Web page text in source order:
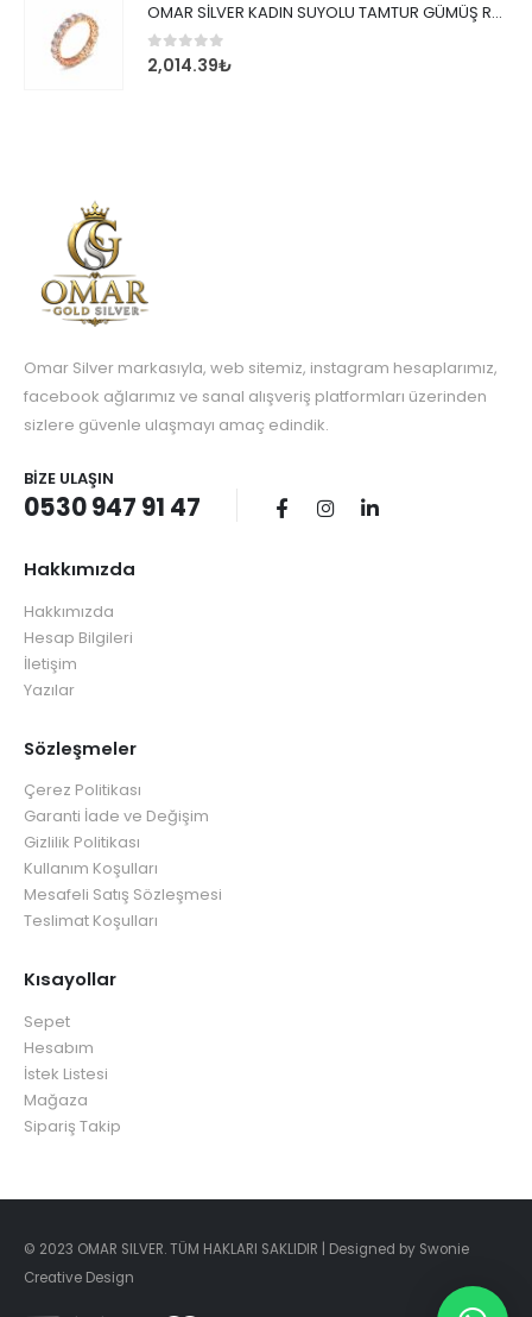
OMAR SİLVER KADIN SUYOLU TAMTUR GÜMÜŞ ROSE YÜZÜK SU YOLU TAMTUR YÜZÜK Omr8149
0 out of 5
2,014.39₺
Omar Silver markasıyla, web sitemiz, instagram hesaplarımız,
facebook ağlarımız ve sanal alışveriş platformları üzerinden
sizlere güvenle ulaşmayı amaç edindik.
BIZE ULAŞIN
0530 947 91 47
Hakkımızda
Hakkımızda
Hesap Bilgileri
İletişim
Yazılar
Sözleşmeler
Çerez Politikası
Garanti İade ve Değişim
Gizlilik Politikası
Kullanım Koşulları
Mesafeli Satış Sözleşmesi
Teslimat Koşulları
Kısayollar
Sepet
Hesabım
İstek Listesi
Mağaza
Sipariş Takip
© 2023 OMAR SILVER. TÜM HAKLARI SAKLIDIR | Designed by Swonie
Creative Design